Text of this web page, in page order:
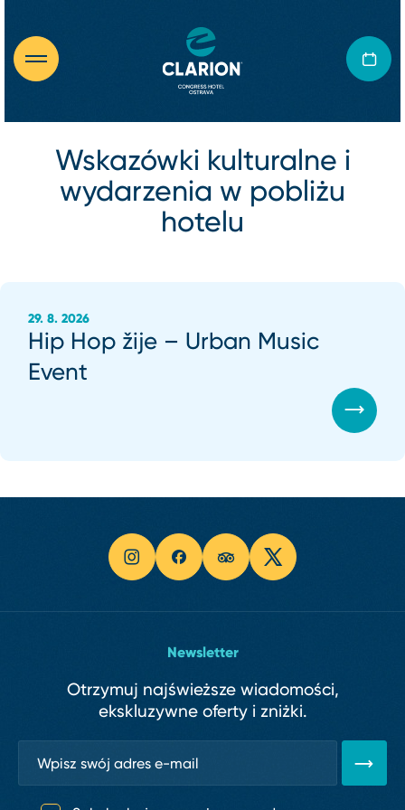
Wskazówki kulturalne i
wydarzenia w pobliżu
hotelu
29. 8. 2026
Hip Hop žije – Urban Music
Event
Newsletter
Otrzymuj najświeższe wiadomości,
ekskluzywne oferty i zniżki.